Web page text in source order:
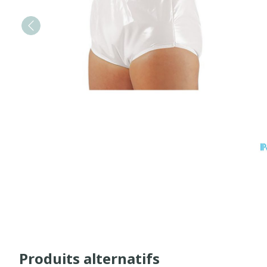
Produits alternatifs